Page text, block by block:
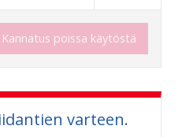
Kannatus poissa käytöstä
varteen.